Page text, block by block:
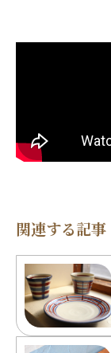
関連する記事